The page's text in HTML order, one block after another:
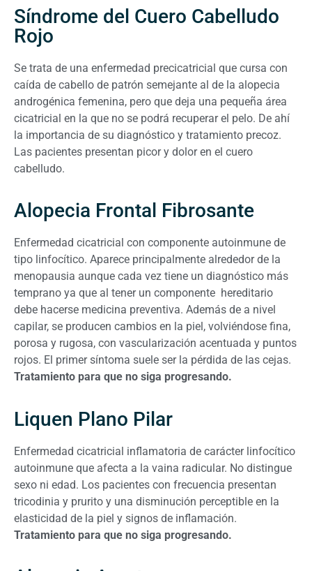
Síndrome del Cuero Cabelludo
Rojo
Se trata de una enfermedad precicatricial que cursa con
caída de cabello de patrón semejante al de la alopecia
androgénica femenina, pero que deja una pequeña área
cicatricial en la que no se podrá recuperar el pelo. De ahí
la importancia de su diagnóstico y tratamiento precoz.
Las pacientes presentan picor y dolor en el cuero
cabelludo.
Alopecia Frontal Fibrosante
Enfermedad cicatricial con componente autoinmune de
tipo linfocítico. Aparece principalmente alrededor de la
menopausia aunque cada vez tiene un diagnóstico más
temprano ya que al tener un componente hereditario
debe hacerse medicina preventiva. Además de a nivel
capilar, se producen cambios en la piel, volviéndose fina,
porosa y rugosa, con vascularización acentuada y puntos
rojos. El primer síntoma suele ser la pérdida de las cejas.
Tratamiento para que no siga progresando.
Liquen Plano Pilar
Enfermedad cicatricial inflamatoria de carácter linfocítico
autoinmune que afecta a la vaina radicular. No distingue
sexo ni edad. Los pacientes con frecuencia presentan
tricodinia y prurito y una disminución perceptible en la
elasticidad de la piel y signos de inflamación.
Tratamiento para que no siga progresando.